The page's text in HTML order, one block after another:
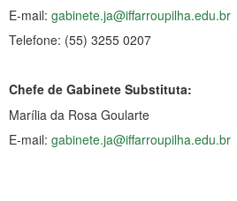
E-mail: gabinete.ja@iffarroupilha.edu.br
Telefone: (55) 3255 0207
Chefe de Gabinete Substituta:
Marília da Rosa Goularte
E-mail: gabinete.ja@iffarroupilha.edu.br